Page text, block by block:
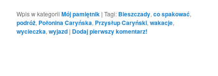
Wpis w kategoriiMój pamiętnik |Tagi: Bieszczady,co spakować,
podróż, Połonina Caryńska, Przysłup Caryński,wakacje,
wycieczka,wyjazd | Dodaj pierwszy komentarz!